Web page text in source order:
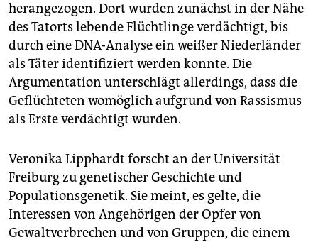
herangezogen. Dort wurden zunächst in der Nähe
des Tatorts lebende Flüchtlinge verdächtigt, bis
durch eine DNA-Analyse ein weißer Niederländer
als Täter identifiziert werden konnte. Die
Argumentation unterschlägt allerdings, dass die
Geflüchteten womöglich aufgrund von Rassismus
als Erste verdächtigt wurden.
Veronika Lipphardt forscht an der Universität
Freiburg zu genetischer Geschichte und
Populationsgenetik. Sie meint, es gelte, die
Interessen von Angehörigen der Opfer von
Gewaltverbrechen und von Gruppen, die einem